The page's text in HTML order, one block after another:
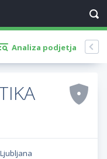
Analiza podjetja